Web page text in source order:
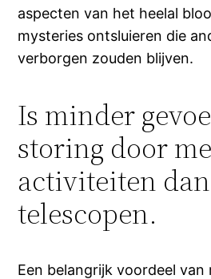
aspecten van het heelal
mysteries ontsluieren die
verborgen zouden blijven.
Is minder
storing door
activiteiten
telescopen.
Een belangrijk voordeel